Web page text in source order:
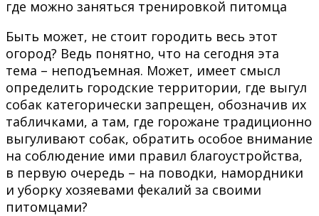
где можно заняться тренировкой питомца
Быть может, не стоит городить весь этот
огород? Ведь понятно, что на сегодня эта
тема – неподъемная. Может, имеет смысл
определить городские территории, где выгул
собак категорически запрещен, обозначив их
табличками, а там, где горожане традиционно
выгуливают собак, обратить особое внимание
на соблюдение ими правил благоустройства,
в первую очередь – на поводки, намордники
и уборку хозяевами фекалий за своими
питомцами?